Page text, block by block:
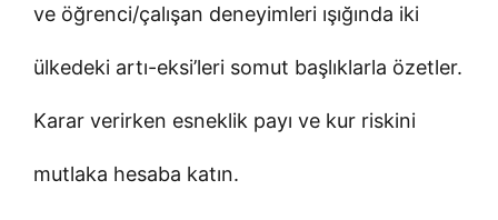
ve öğrenci/çalışan deneyimleri ışığında iki
ülkedeki artı-eksi’leri somut başlıklarla özetler.
Karar verirken esneklik payı ve kur riskini
mutlaka hesaba katın.